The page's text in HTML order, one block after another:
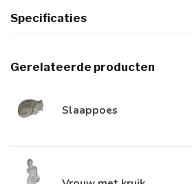
Specificaties
Gerelateerde producten
Slaappoes